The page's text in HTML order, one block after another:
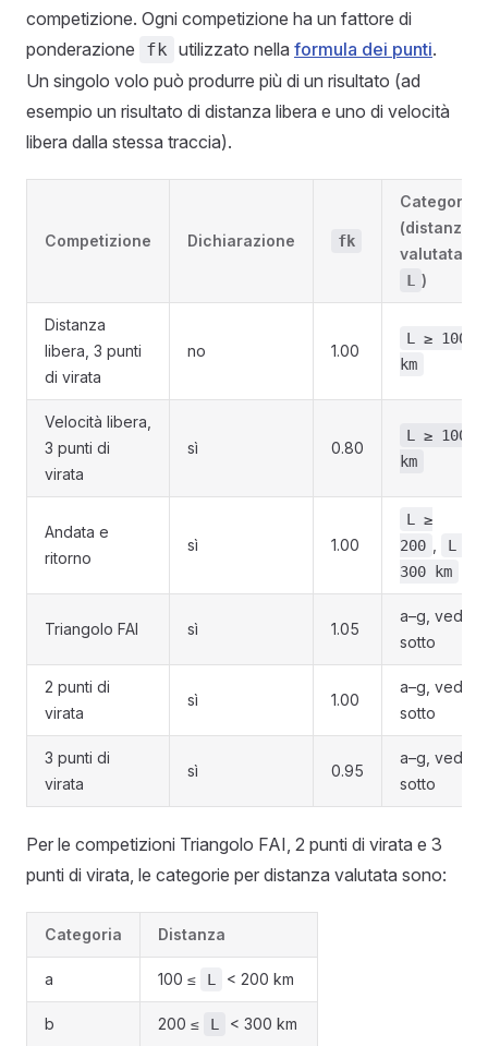
competizione. Ogni competizione ha un fattore di
ponderazione
fk utilizzato nella formula dei punti.
Un singolo volo può produrre più di un risultato (ad
esempio un risultato di distanza libera e uno di velocità
libera dalla stessa traccia).
Competizione Dichiarazione fk
Categorie
(distanza
valutata
L )
Distanza
libera, 3 punti
di virata
no 1.00
L ≥ 100
km
Velocità libera,
3 punti di
virata
sì 0.80
L ≥ 100
km
Andata e
ritorno
sì 1.00
L ≥
200
L ≥
300 km
Triangolo FAI sì 1.05
a–g, vedi
sotto
2 punti di
virata
sì 1.00
a–g, vedi
sotto
3 punti di
virata
sì 0.95
a–g, vedi
sotto
Per le competizioni Triangolo FAI, 2 punti di virata e 3
punti di virata, le categorie per distanza valutata sono:
Categoria Distanza
a 100 ≤ L < 200 km
b 200 ≤ L < 300 km